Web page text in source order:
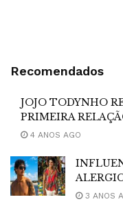
Recomendados
JOJO TODYNHO
PRIMEIRA
4 ANOS AGO
3 ANOS